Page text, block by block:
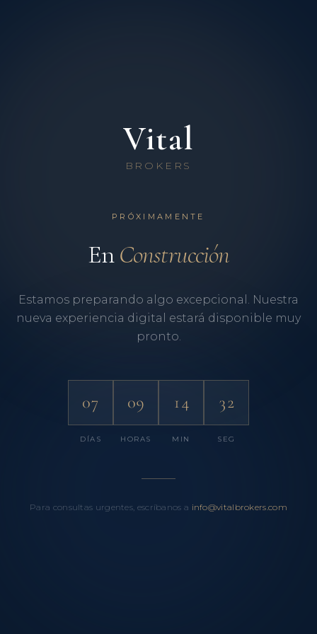
Vital
BROKERS
PRÓXIMAMENTE
EnConstrucción
Estamos preparando algo excepcional. Nuestra
nueva experiencia digital estará disponible muy
pronto.
07
DÍAS
09
HORAS
14
MIN
32
SEG
Para consultas urgentes, escríbanos a info@vitalbrokers.com